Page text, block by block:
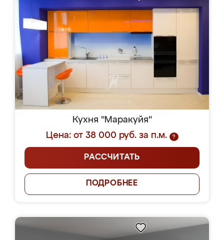
Кухня "Маракуйя"
Цена: от 38 000 руб. за п.м.
?
РАССЧИТАТЬ
ПОДРОБНЕЕ